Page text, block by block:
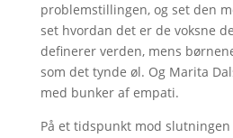
problemstillingen, og set den
set hvordan det er de voksne
definerer verden, mens
som det tynde øl. Og Marita
med bunker af empati.
På et tidspunkt mod